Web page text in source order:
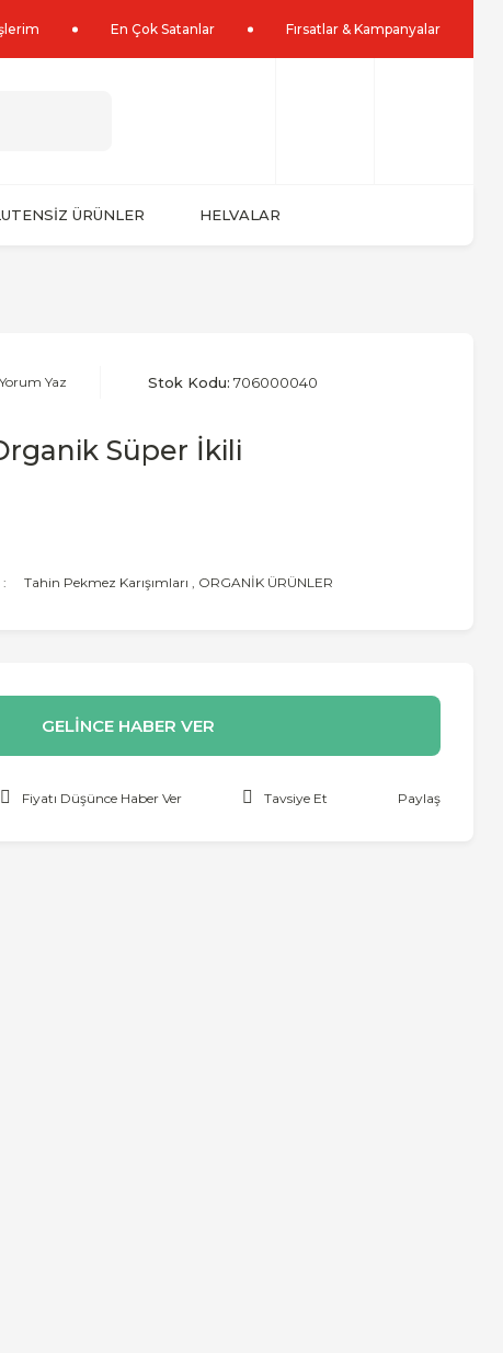
En Çok Satanlar Fırsatlar & Kampanyalar
ÜRÜNLER HELVALAR
Yorum Yaz Stok Kodu: 706000040
Süper İkili
Tahin Pekmez Karışımları , ORGANİK ÜRÜNLER
GELİNCE HABER VER
Fiyatı Düşünce Haber Ver Tavsiye Et Paylaş